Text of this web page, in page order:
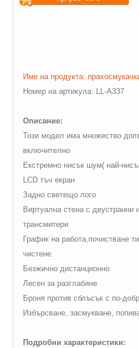
$vii_demo_video_text in
on line
Име на продукта:
Номер на артикула: LL-A337
Описание:
Този модел има множество
включително
Екстремно нисък шум( най-
LCD тъч екран
Задно светещо лого
Виртуална стена с двустранни
трансмитери
График на работа,почистване
чистене.
Безжично дистанционно
Лесен за разглабяне
Броня против сблъсък с по-
Избърсване, засмукване,
Подробни характеристики: